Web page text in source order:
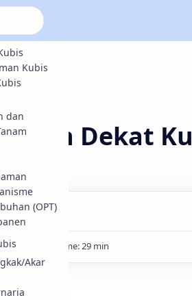
Lebih Dekat
Kubis
dan
(OPT)
Akar